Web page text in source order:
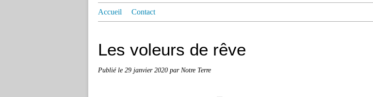
Accueil Contact
Les voleurs de rêve
Publié le 29 janvier 2020 par Notre Terre